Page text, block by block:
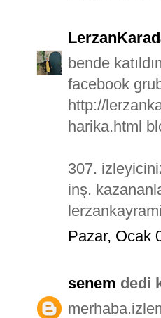
bende
facebook
http://
harika.html
307.
inş.
Pazar, Ocak
senem dedi